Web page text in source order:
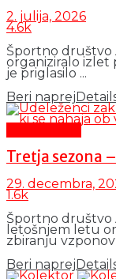
2. julija, 2026
4.6k
Športno društvo
organiziralo izlet
je priglasilo ...
Beri naprej
Tretja sezona
29. decembra,
1.6k
Športno društvo
letošnjem letu
zbiranju vzponov
Beri naprej